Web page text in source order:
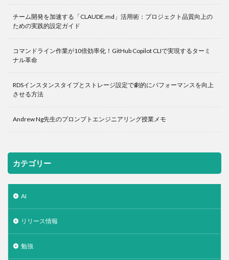
チーム開発を加速する「CLAUDE.md」活用術：プロジェクト品質向上の
ための実践的設定ガイド
コマンドライン作業が10倍効率化！GitHub Copilot CLIで実現するターミ
ナル革命
RDSインスタンスタイプとストレージ設定で劇的にパフォーマンスを向上
させる方法
Andrew Ng先生のプロンプトエンジニアリング授業メモ
カテゴリー
AI
リリース情報
勉強